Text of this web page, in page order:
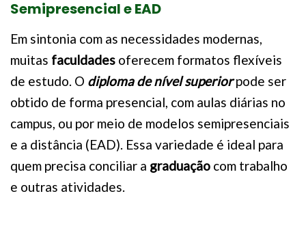
Semipresencial e EAD
Em sintonia com as necessidades modernas,
muitas faculdades oferecem formatos flexíveis
de estudo. O diploma de nível superiorpode ser
obtido de forma presencial, com aulas diárias no
campus, ou por meio de modelos semipresenciais
e a distância (EAD). Essa variedade é ideal para
quem precisa conciliar a graduação com trabalho
e outras atividades.